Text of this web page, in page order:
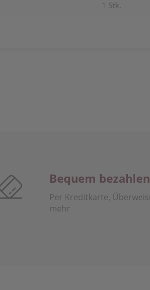
1 Stk.
Bequem bezahlen
Per Kreditkarte,
mehr